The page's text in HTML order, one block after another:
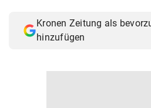
Kronen Zeitung als
hinzufügen